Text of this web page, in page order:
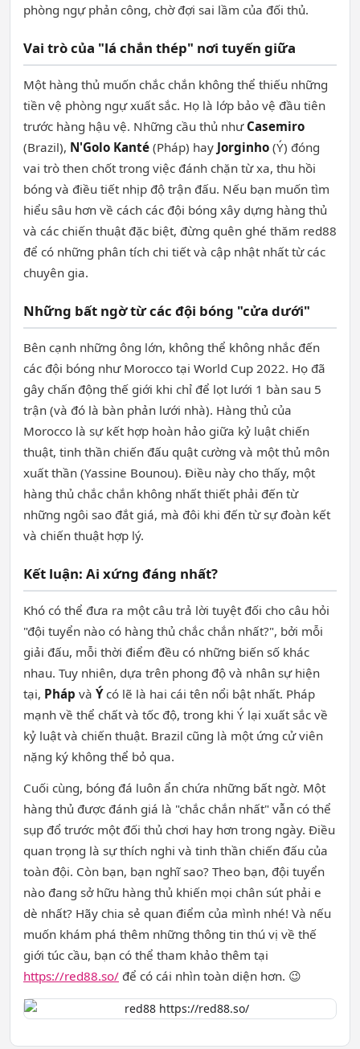
phòng ngự phản công, chờ đợi sai lầm của đối thủ.
Vai trò của "lá chắn thép" nơi tuyến giữa
Một hàng thủ muốn chắc chắn không thể thiếu những
tiền vệ phòng ngự xuất sắc. Họ là lớp bảo vệ đầu tiên
trước hàng hậu vệ. Những cầu thủ như Casemiro
(Brazil), N'Golo Kanté (Pháp) hay Jorginho (Ý) đóng
vai trò then chốt trong việc đánh chặn từ xa, thu hồi
bóng và điều tiết nhịp độ trận đấu. Nếu bạn muốn tìm
hiểu sâu hơn về cách các đội bóng xây dựng hàng thủ
và các chiến thuật đặc biệt, đừng quên ghé thăm red88
để có những phân tích chi tiết và cập nhật nhất từ các
chuyên gia.
Những bất ngờ từ các đội bóng "cửa dưới"
Bên cạnh những ông lớn, không thể không nhắc đến
các đội bóng như Morocco tại World Cup 2022. Họ đã
gây chấn động thế giới khi chỉ để lọt lưới 1 bàn sau 5
trận (và đó là bàn phản lưới nhà). Hàng thủ của
Morocco là sự kết hợp hoàn hảo giữa kỷ luật chiến
thuật, tinh thần chiến đấu quật cường và một thủ môn
xuất thần (Yassine Bounou). Điều này cho thấy, một
hàng thủ chắc chắn không nhất thiết phải đến từ
những ngôi sao đắt giá, mà đôi khi đến từ sự đoàn kết
và chiến thuật hợp lý.
Kết luận: Ai xứng đáng nhất?
Khó có thể đưa ra một câu trả lời tuyệt đối cho câu hỏi
"đội tuyển nào có hàng thủ chắc chắn nhất?", bởi mỗi
giải đấu, mỗi thời điểm đều có những biến số khác
nhau. Tuy nhiên, dựa trên phong độ và nhân sự hiện
tại, Pháp và Ýcó lẽ là hai cái tên nổi bật nhất. Pháp
mạnh về thể chất và tốc độ, trong khi Ý lại xuất sắc về
kỷ luật và chiến thuật. Brazil cũng là một ứng cử viên
nặng ký không thể bỏ qua.
Cuối cùng, bóng đá luôn ẩn chứa những bất ngờ. Một
hàng thủ được đánh giá là "chắc chắn nhất" vẫn có thể
sụp đổ trước một đối thủ chơi hay hơn trong ngày. Điều
quan trọng là sự thích nghi và tinh thần chiến đấu của
toàn đội. Còn bạn, bạn nghĩ sao? Theo bạn, đội tuyển
nào đang sở hữu hàng thủ khiến mọi chân sút phải e
dè nhất? Hãy chia sẻ quan điểm của mình nhé! Và nếu
muốn khám phá thêm những thông tin thú vị về thế
giới túc cầu, bạn có thể tham khảo thêm tại
https://red88.so/ để có cái nhìn toàn diện hơn. 😉